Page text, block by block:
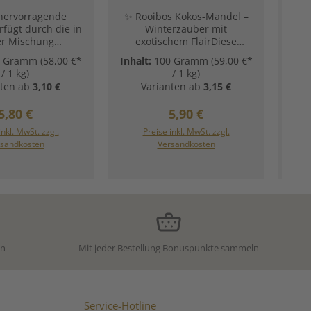
durch die in
Mischung
Vanillestücke
angenehm
und
klassische
natürliches
Aroma,
Gramm (58,00 €*
/ 1 kg)
ab 3,10 €
Preis:
€
MwSt. zzgl.
✨ Rooibos Kokos-Mandel –
Winterzauber mit
exotischem FlairDiese
außergewöhnliche Rooibos-
Kreation verbindet die
sanfte Wärme von Mandeln
mit der feinen Süße
Hauch von Rosenblüten
rundet die Mischung edel
ab. Die Kombination
Gemütlichkeit und eine Prise
Fernweh in einer Tasse
vereinen möchten.
Zutaten:Rotbusch (Rooibos),
Zubereitungsempfehlung
Inhalt: 100 Gramm (59,00 €*
/ 1 kg)
Varianten ab 3,15 €
Regulärer Preis:
5,90 €
Preise inkl. MwSt. zzgl.
Versandkosten
Mit jeder Bestellung Bonuspunkte sammeln
Service-Hotline